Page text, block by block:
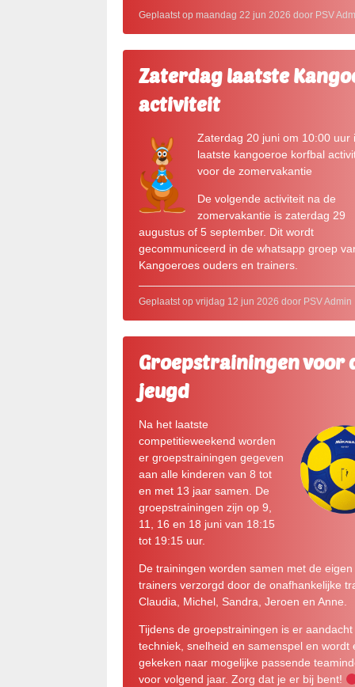
Geplaatst op maandag 22 jun 2026 door PSV
Zaterdag laatste
activiteit
Zaterdag 20 juni om 10:00 uur
laatste kangoeroe korfbal
voor de zomervakantie
De volgende activiteit na de
zomervakantie is zaterdag 29
augustus of 5 september. Dit wordt
gecommuniceerd in de whatsapp groep
Kangoeroes ouders en trainers.
Geplaatst op vrijdag 12 jun 2026 door PSV Admin
Groepstrainingen voor
jeugd
Na het laatste
competitieweekend worden
er groepstrainingen gegeven
aan alle kinderen van 8 tot
en met 13 jaar samen. De
groepstrainingen zijn op 9,
11, 16 en 18 juni van 18:15
tot 19:15 uur.
De trainingen worden samen met de eigen
trainers verzorgd door de onafhankelijke
Claudia, Michel, Sandra, Jeroen en Anne.
Tijdens de groepstrainingen is er
techniek, snelheid en samenspel en wordt
gekeken naar mogelijke passende
voor volgend jaar. Zorg dat je er bij bent!